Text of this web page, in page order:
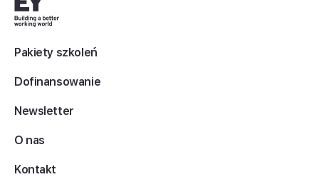
Pakiety szkoleń
Dofinansowanie
Newsletter
O nas
Kontakt